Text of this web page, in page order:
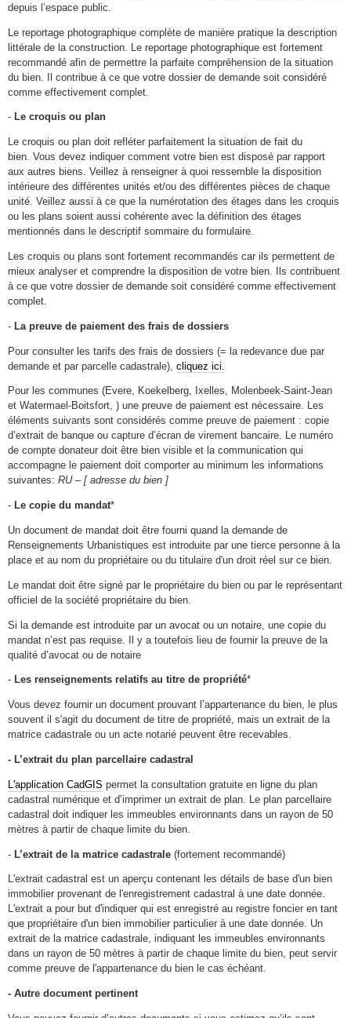
depuis l’espace public.
Le reportage photographique complète de manière pratique la description
littérale de la construction. Le reportage photographique est fortement
recommandé afin de permettre la parfaite compréhension de la situation
du bien. Il contribue à ce que votre dossier de demande soit considéré
comme effectivement complet.
- Le croquis ou plan
Le croquis ou plan doit refléter parfaitement la situation de fait du
bien. Vous devez indiquer comment votre bien est disposé par rapport
aux autres biens. Veillez à renseigner à quoi ressemble la disposition
intérieure des différentes unités et/ou des différentes pièces de chaque
unité. Veillez aussi à ce que la numérotation des étages dans les croquis
ou les plans soient aussi cohérente avec la définition des étages
mentionnés dans le descriptif sommaire du formulaire.
Les croquis ou plans sont fortement recommandés car ils permettent de
mieux analyser et comprendre la disposition de votre bien. Ils contribuent
à ce que votre dossier de demande soit considéré comme effectivement
complet.
- La preuve de paiement des frais de dossiers
Pour consulter les tarifs des frais de dossiers (= la redevance due par
demande et par parcelle cadastrale), cliquez ici.
Pour les communes (Evere, Koekelberg, Ixelles, Molenbeek-Saint-Jean
et Watermael-Boitsfort, ) une preuve de paiement est nécessaire. Les
éléments suivants sont considérés comme preuve de paiement : copie
d’extrait de banque ou capture d’écran de virement bancaire. Le numéro
de compte donateur doit être bien visible et la communication qui
accompagne le paiement doit comporter au minimum les informations
suivantes: RU – [ adresse du bien ]
- Le copie du mandat*
Un document de mandat doit être fourni quand la demande de
Renseignements Urbanistiques est introduite par une tierce personne à la
place et au nom du propriétaire ou du titulaire d'un droit réel sur ce bien.
Le mandat doit être signé par le propriétaire du bien ou par le représentant
officiel de la société propriétaire du bien.
Si la demande est introduite par un avocat ou un notaire, une copie du
mandat n’est pas requise. Il y a toutefois lieu de fournir la preuve de la
qualité d’avocat ou de notaire
- Les renseignements relatifs au titre de propriété*
Vous devez fournir un document prouvant l’appartenance du bien, le plus
souvent il s'agit du document de titre de propriété, mais un extrait de la
matrice cadastrale ou un acte notarié peuvent être recevables.
- L’extrait du plan parcellaire cadastral
L'application CadGIS permet la consultation gratuite en ligne du plan
cadastral numérique et d’imprimer un extrait de plan. Le plan parcellaire
cadastral doit indiquer les immeubles environnants dans un rayon de 50
mètres à partir de chaque limite du bien.
- L’extrait de la matrice cadastrale (fortement recommandé)
L'extrait cadastral est un aperçu contenant les détails de base d'un bien
immobilier provenant de l'enregistrement cadastral à une date donnée.
L'extrait a pour but d'indiquer qui est enregistré au registre foncier en tant
que propriétaire d'un bien immobilier particulier à une date donnée. Un
extrait de la matrice cadastrale, indiquant les immeubles environnants
dans un rayon de 50 mètres à partir de chaque limite du bien, peut servir
comme preuve de l'appartenance du bien le cas échéant.
- Autre document pertinent